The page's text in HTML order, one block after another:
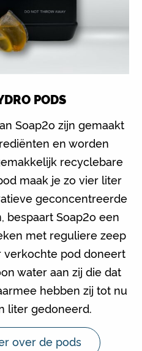
PODS
Soap2o zijn gemaakt
en worden
recyclebare
maak je zo vier liter
geconcentreerde
bespaart Soap2o een
met reguliere zeep
verkochte pod doneert
water aan zij die dat
hebben zij tot nu
liter gedoneerd.
over de pods